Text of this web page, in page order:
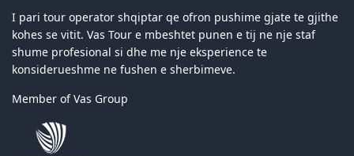
I pari tour operator shqiptar qe ofron pushime gjate te gjithe
kohes se vitit. Vas Tour e mbeshtet punen e tij ne nje staf
shume profesional si dhe me nje eksperience te
konsiderueshme ne fushen e sherbimeve.
Member of Vas Group